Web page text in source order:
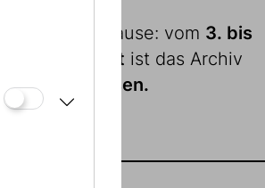
Sommerpause: vom 3. bis
21. August ist das Archiv
geschlossen.